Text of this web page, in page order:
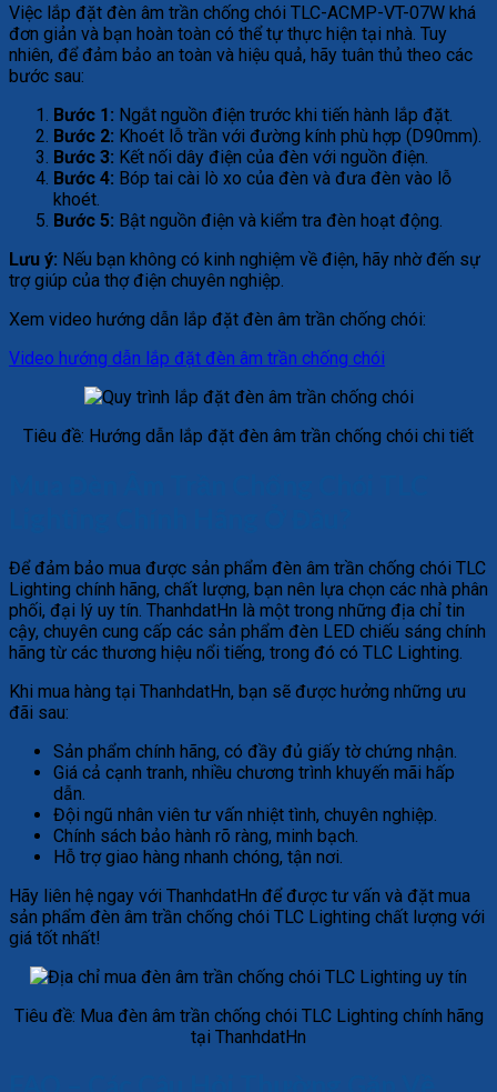
Việc lắp đặt đèn âm trần chống chói TLC-ACMP-VT-07W khá
đơn giản và bạn hoàn toàn có thể tự thực hiện tại nhà. Tuy
nhiên, để đảm bảo an toàn và hiệu quả, hãy tuân thủ theo các
bước sau:
Bước 1: Ngắt nguồn điện trước khi tiến hành lắp đặt.
Bước 2: Khoét lỗ trần với đường kính phù hợp (D90mm).
Bước 3: Kết nối dây điện của đèn với nguồn điện.
Bước 4: Bóp tai cài lò xo của đèn và đưa đèn vào lỗ
khoét.
Bước 5: Bật nguồn điện và kiểm tra đèn hoạt động.
Lưu ý: Nếu bạn không có kinh nghiệm về điện, hãy nhờ đến sự
trợ giúp của thợ điện chuyên nghiệp.
Xem video hướng dẫn lắp đặt đèn âm trần chống chói:
Video hướng dẫn lắp đặt đèn âm trần chống chói
Tiêu đề: Hướng dẫn lắp đặt đèn âm trần chống chói chi tiết
Để đảm bảo mua được sản phẩm đèn âm trần chống chói TLC
Lighting chính hãng, chất lượng, bạn nên lựa chọn các nhà phân
phối, đại lý uy tín. ThanhdatHn là một trong những địa chỉ tin
cậy, chuyên cung cấp các sản phẩm đèn LED chiếu sáng chính
hãng từ các thương hiệu nổi tiếng, trong đó có TLC Lighting.
Khi mua hàng tại ThanhdatHn, bạn sẽ được hưởng những ưu
đãi sau:
Sản phẩm chính hãng, có đầy đủ giấy tờ chứng nhận.
Giá cả cạnh tranh, nhiều chương trình khuyến mãi hấp
dẫn.
Đội ngũ nhân viên tư vấn nhiệt tình, chuyên nghiệp.
Chính sách bảo hành rõ ràng, minh bạch.
Hỗ trợ giao hàng nhanh chóng, tận nơi.
Hãy liên hệ ngay với ThanhdatHn để được tư vấn và đặt mua
sản phẩm đèn âm trần chống chói TLC Lighting chất lượng với
giá tốt nhất!
Tiêu đề: Mua đèn âm trần chống chói TLC Lighting chính hãng
tại ThanhdatHn